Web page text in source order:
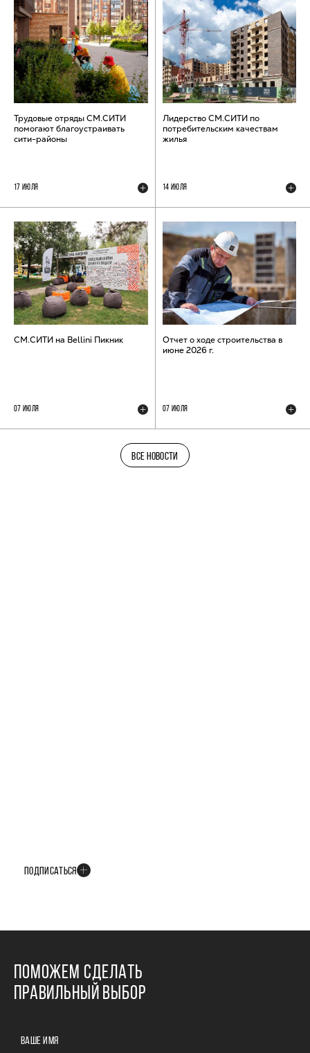
Трудовые отряды СМ.СИТИ
помогают благоустраивать
сити-районы
17 ИЮЛЯ
Лидерство СМ.СИТИ по
потребительским качествам
жилья
14 ИЮЛЯ
СМ.СИТИ на Bellini Пикник
07 ИЮЛЯ
Отчет о ходе строительства в
июне 2026 г.
07 ИЮЛЯ
ВСЕ НОВОСТИ
ПОДПИСАТЬСЯ
ПОМОЖЕМ СДЕЛАТЬ
ПРАВИЛЬНЫЙ ВЫБОР
ВАШЕ ИМЯ